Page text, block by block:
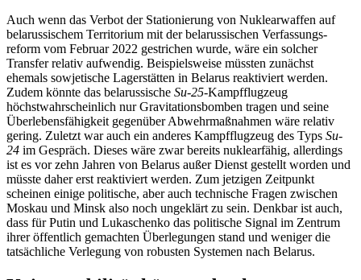
Auch wenn das Verbot der Stationierung von Nuklearwaffen auf
belarussischem Ter­ritorium mit der belarussischen Verfassungs­
reform vom Februar 2022 gestrichen wurde, wäre ein solcher
Transfer relativ aufwendig. Beispielsweise müssten zunächst
ehemals sowjetische Lagerstätten in Belarus reakti­viert werden.
Zudem könnte das belarussische Su-25-Kampfflugzeug
höchstwahrscheinlich nur Gravitationsbomben tragen und seine
Überlebensfähigkeit gegenüber Abwehrmaßnahmen wäre relativ
gering. Zuletzt war auch ein anderes Kampfflugzeug des Typs Su-
24 im Gespräch. Dieses wäre zwar bereits nuklearfähig, allerdings
ist es vor zehn Jahren von Belarus außer Dienst gestellt worden und
müsste daher erst re­aktiviert werden. Zum jetzigen Zeitpunkt
scheinen einige politische, aber auch tech­nische Fragen zwischen
Moskau und Minsk also noch ungeklärt zu sein. Denkbar ist auch,
dass für Putin und Lukaschenko das politische Signal im Zentrum
ihrer öffent­lich gemachten Überlegungen stand und weniger die
tatsächliche Verlegung von robusten Systemen nach Belarus.